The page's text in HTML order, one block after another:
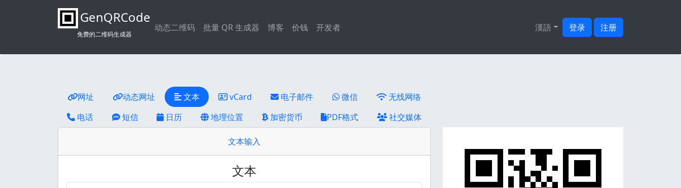
GenQRCode
免费的二维码生成器
动态二维码 批量 QR 生成器 博客 价钱 开发者 漢語 登录 注册
网址 动态网址 文本 vCard 电子邮件 微信
无线网络
电话
短信 日历 地理位置 加密货币 PDF格式 社交媒体
文本输入
文本